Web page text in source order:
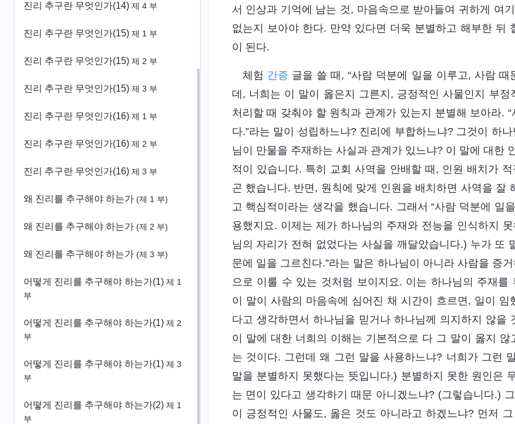
진리 추구란 무엇인가(14) 제 4 부
진리 추구란 무엇인가(15) 제 1 부
진리 추구란 무엇인가(15) 제 2 부
진리 추구란 무엇인가(15) 제 3 부
진리 추구란 무엇인가(16) 제 1 부
진리 추구란 무엇인가(16) 제 2 부
진리 추구란 무엇인가(16) 제 3 부
왜 진리를 추구해야 하는가 (제 1 부)
왜 진리를 추구해야 하는가 (제 2 부)
왜 진리를 추구해야 하는가 (제 3 부)
어떻게 진리를 추구해야 하는가(1) 제 1
부
어떻게 진리를 추구해야 하는가(1) 제 2
부
어떻게 진리를 추구해야 하는가(1) 제 3
부
어떻게 진리를 추구해야 하는가(2) 제 1
부
서 인상과 기억에 남는 것, 마음속으로 받아들여 귀하게 여
없는지 보아야 한다. 만약 있다면 더욱 분별하고 해부한 뒤
이 된다.
체험 간증 글을 쓸 때, “사람 덕분에 일을 이루고, 사람
데, 너희는 이 말이 옳은지 그른지, 긍정적인 사물인지 부
처리할 때 갖춰야 할 원칙과 관계가 있는지 분별해 보아라.
다.”라는 말이 성립하느냐? 진리에 부합하느냐? 그것이 하
님이 만물을 주재하는 사실과 관계가 있느냐? 이 말에 대한
적이 있습니다. 특히 교회 사역을 안배할 때, 인원 배치가
곤 했습니다. 반면, 원칙에 맞게 인원을 배치하면 사역을 잘
고 핵심적이라는 생각을 했습니다. 그래서 “사람 덕분에 일
용했지요. 이제는 제가 하나님의 주재와 전능을 인식하지
님의 자리가 전혀 없었다는 사실을 깨달았습니다.) 누가 또
문에 일을 그르친다.”라는 말은 하나님이 아니라 사람을 증
으로 이룰 수 있는 것처럼 보이지요. 이는 하나님의 주재
이 말이 사람의 마음속에 심어진 채 시간이 흐르면, 일이
다고 생각하면서 하나님을 믿거나 하나님께 의지하지 않
이 말에 대한 너희의 이해는 기본적으로 다 그 말이 옳지
는 것이다. 그런데 왜 그런 말을 사용하느냐? 너희가 그런
말을 분별하지 못했다는 뜻입니다.) 분별하지 못한 원인은
는 면이 있다고 생각하기 때문 아니겠느냐? (그렇습니다.)
이 긍정적인 사물도, 옳은 것도 아니라고 하겠느냐? 먼저